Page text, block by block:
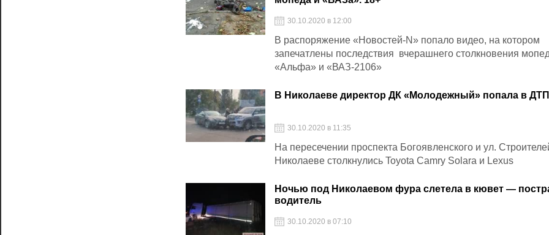
30.10.2020 в 12:00
В распоряжение «Новостей-N» попало видео, на котором
запечатлены последствия вчерашнего столкновения
«Альфа» и «ВАЗ-2106»
В Николаеве директор ДК «Молодежный» попала в ДТП
30.10.2020 в 11:35
На пересечении проспекта Богоявленского и ул.
Николаеве столкнулись Toyota Camry Solara и Lexus
Ночью под Николаевом фура слетела в кювет —
водитель
30.10.2020 в 07:10